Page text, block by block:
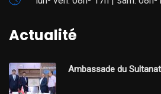
Actualité
Ambassade du